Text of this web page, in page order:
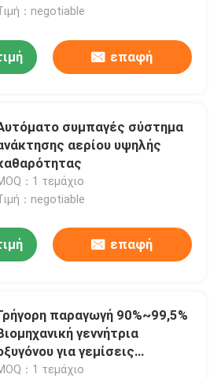
：negotiable
επαφή
συμπαγές σύστημα
αερίου υψηλής
：1 τεμάχιο
：negotiable
επαφή
παραγωγή 90%~99,5%
γεννήτρια
για γεμίσεις
：1 τεμάχιο